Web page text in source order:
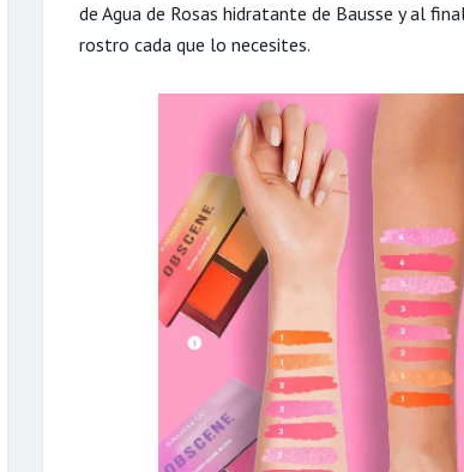
de Agua de Rosas hidratante de Bausse y al
rostro cada que lo necesites.